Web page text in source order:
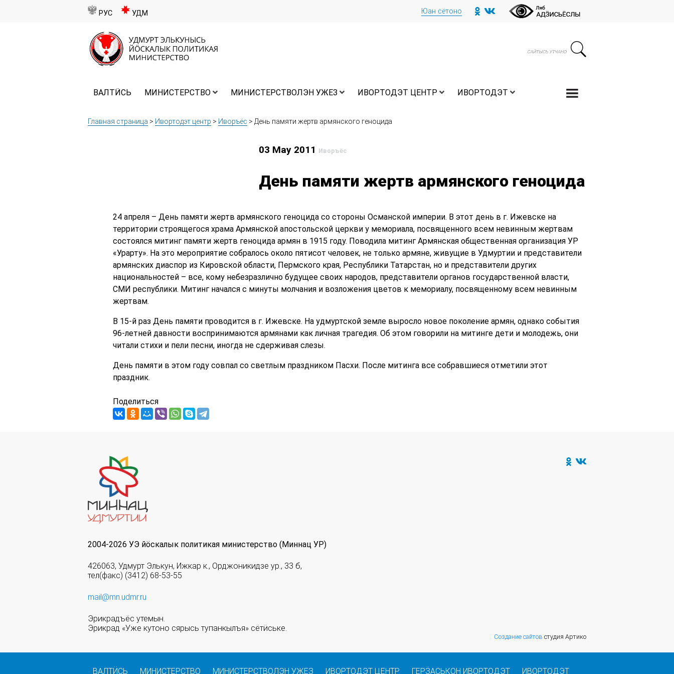
РУС УДМ Юан сётоно
ВАЛТӤСЬ МИНИСТЕРСТВО МИНИСТЕРСТВОЛЭН УЖЕЗ ИВОРТОДЭТ ЦЕНТР ИВОРТОДЭТ
Главная страница > Ивортодэт центр > Иворъёс > День памяти жертв армянского геноцида
03 May 2011 Иворъёс
День памяти жертв армянского геноцида
24 апреля – День памяти жертв армянского геноцида со стороны Османской империи. В этот день в г. Ижевске на
территории строящегося храма Армянской апостольской церкви у мемориала, посвященного всем невинным жертвам
состоялся митинг памяти жертв геноцида армян в 1915 году. Поводила митинг Армянская общественная организация УР
«Урарту». На это мероприятие собралось около пятисот человек, не только армяне, живущие в Удмуртии и представители
армянских диаспор из Кировской области, Пермского края, Республики Татарстан, но и представители других
национальностей – все, кому небезразлично будущее своих народов, представители органов государственной власти,
СМИ республики. Митинг начался с минуты молчания и возложения цветов к мемориалу, посвященному всем невинным
жертвам.
В 15-й раз День памяти проводится в г. Ижевске. На удмуртской земле выросло новое поколение армян, однако события
96-летней давности воспринимаются армянами как личная трагедия. Об этом говорили на митинге дети и молодежь, они
читали стихи и пели песни, иногда не сдерживая слезы.
День памяти в этом году совпал со светлым праздником Пасхи. После митинга все собравшиеся отметили этот
праздник.
Поделиться
2004-2026 УЭ йöскалык политикая министерство (Миннац УР)
426063, Удмурт Элькун, Ижкар к., Орджоникидзе ур., 33 б,
тел(факс) (3412) 68-53-55
mail@mn.udmr.ru
Эрикрадъёс утемын.
Эрикрад «Уже кутоно сярысь тупанкылъя» сётӥське.
Создание сайтов студия Артико
ВАЛТӤСЬ МИНИСТЕРСТВО МИНИСТЕРСТВОЛЭН УЖЕЗ ИВОРТОДЭТ ЦЕНТР ГЕРӞАСЬКОН ИВОРТОДЭТ ИВОРТОДЭТ